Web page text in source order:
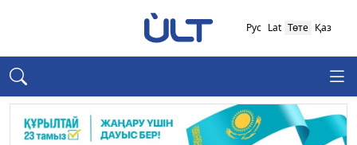
Қаз
Төте
Lat
Рус